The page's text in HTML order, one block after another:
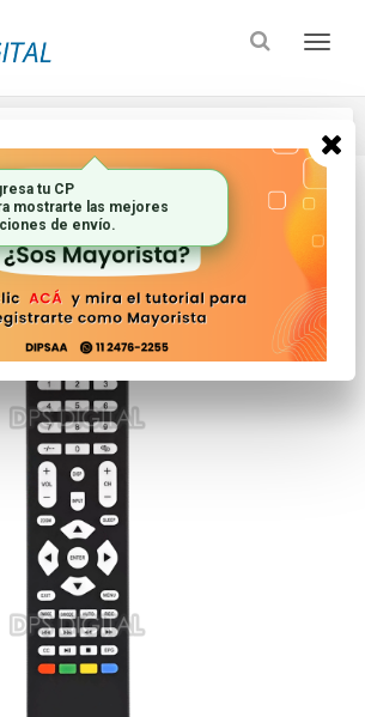
Remotos Lcd Led Smart Tv
tu CP
mostrarte las mejores
de envío.